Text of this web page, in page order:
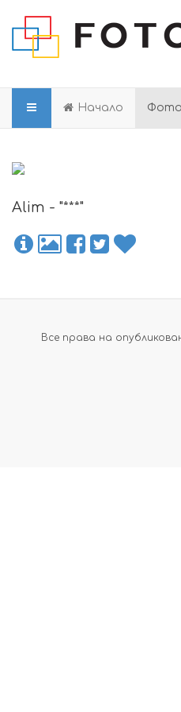
Начало
Alim - "***"
Все права на